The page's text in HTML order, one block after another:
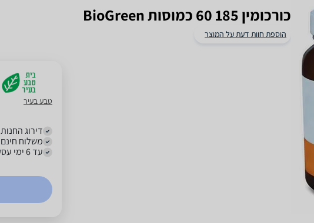
כורכומין 185 60 כמוסות BioGreen
הוספת חוות דעת על המוצר
טבע בעיר
דירוג החנות 4.3
משלוח חינם
עד 6 ימי עסקים